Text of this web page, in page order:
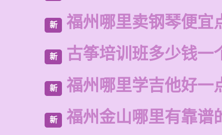
新 福州哪里卖钢琴便宜
新 古筝培训班多少钱一
新 福州哪里学吉他好一
新 福州金山哪里有靠谱